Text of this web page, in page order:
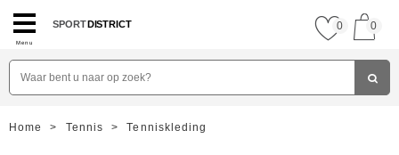
Menu
SPORTDISTRICT 0 0
Home > Tennis > Tenniskleding